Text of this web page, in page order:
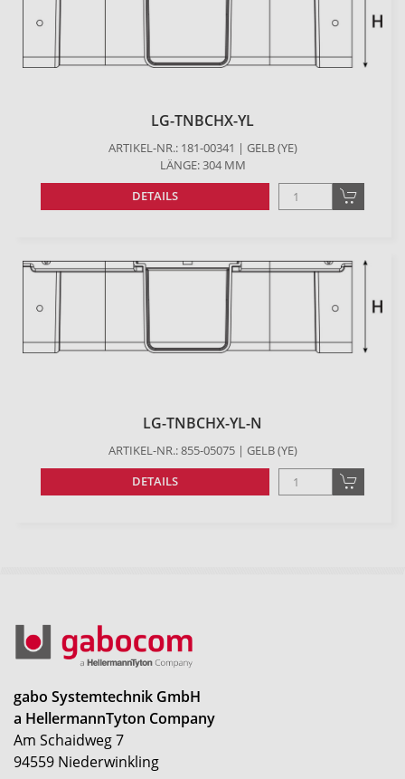
LG-TNBCHX-YL
ARTIKEL-NR.: 181-00341 | GELB (YE)
LÄNGE: 304 MM
DETAILS
LG-TNBCHX-YL-N
ARTIKEL-NR.: 855-05075 | GELB (YE)
DETAILS
gabo Systemtechnik GmbH
a HellermannTyton Company
Am Schaidweg 7
94559 Niederwinkling